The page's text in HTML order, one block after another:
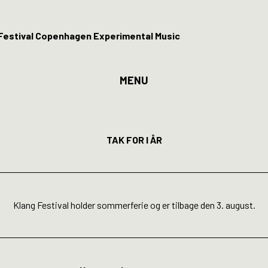
MENU
Program
Billetter
TAK FOR I ÅR
Klang Festival holder sommerferie og er tilbage den 3. august.